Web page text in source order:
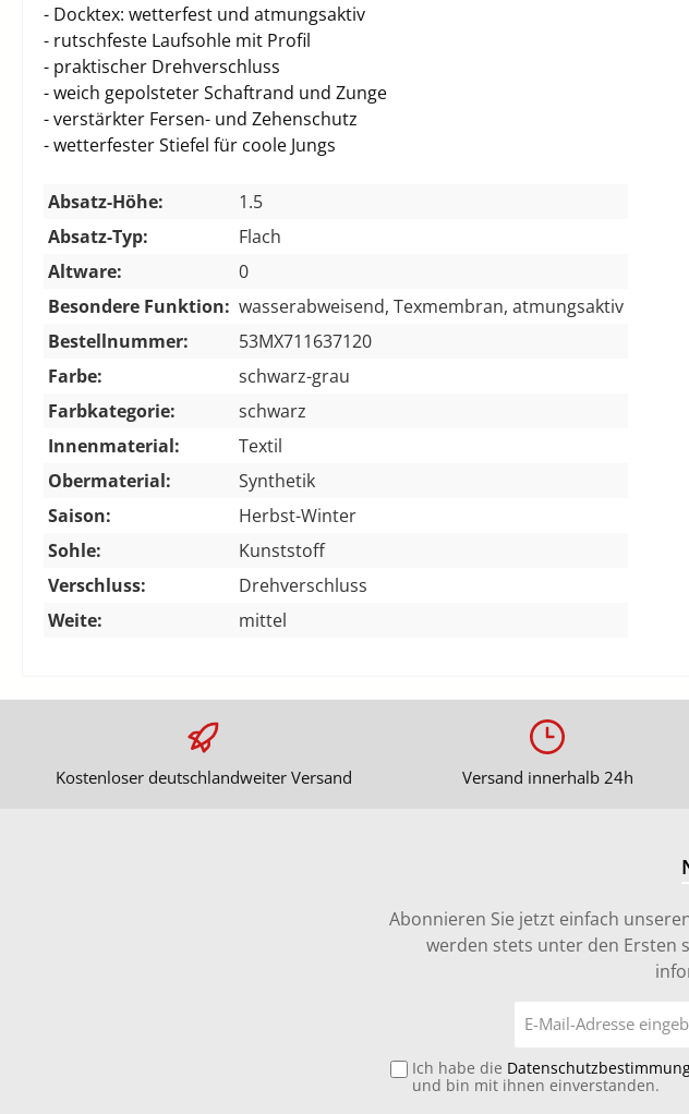
- Docktex: wetterfest und atmungsaktiv
- rutschfeste Laufsohle mit Profil
- praktischer Drehverschluss
- weich gepolsteter Schaftrand und Zunge
- verstärkter Fersen- und Zehenschutz
- wetterfester Stiefel für coole Jungs
Absatz-Höhe:
1.5
Absatz-Typ:
Flach
Altware:
0
Besondere Funktion: wasserabweisend, Texmembran, atmungsaktiv
Bestellnummer:
53MX711637120
Farbe:
schwarz-grau
Farbkategorie:
schwarz
Innenmaterial:
Textil
Obermaterial:
Synthetik
Saison:
Herbst-Winter
Sohle:
Kunststoff
Verschluss:
Drehverschluss
Weite:
mittel
Kostenloser deutschlandweiter Versand Versand innerhalb 24h
Abonnieren Sie jetzt einfach
werden stets unter den Ersten
Ich habe die
und bin mit ihnen einverstanden.